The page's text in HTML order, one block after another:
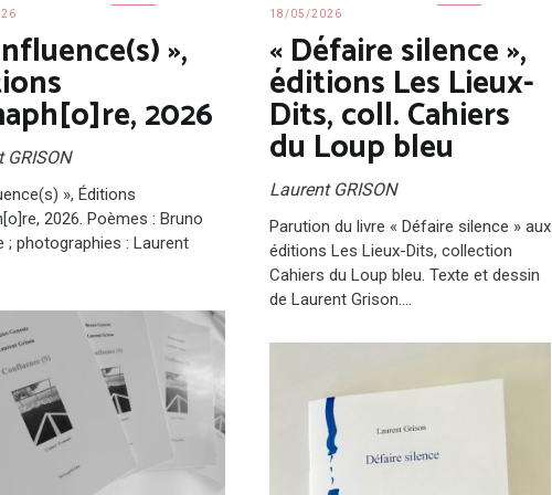
»,
2026
GRISON
», Éditions
2026. Poèmes : Bruno
; photographies : Laurent
18/05/2026
« Défaire silence »,
éditions Les Lieux-
Dits, coll. Cahiers
du Loup bleu
Laurent GRISON
Parution du livre « Défaire silence » aux
éditions Les Lieux-Dits, collection
Cahiers du Loup bleu. Texte et dessin
de Laurent Grison.…